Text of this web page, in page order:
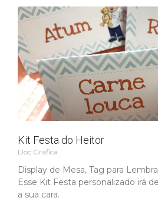
Kit Festa do Heitor
Doc Gráfica
Display de Mesa, Tag para
Esse Kit Festa personalizado irá
a sua cara.